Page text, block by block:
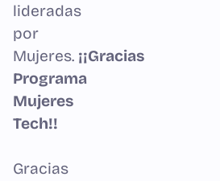
lideradas
por
Mujeres. ¡¡Gracias
Programa
Mujeres
Tech!!
Gracias